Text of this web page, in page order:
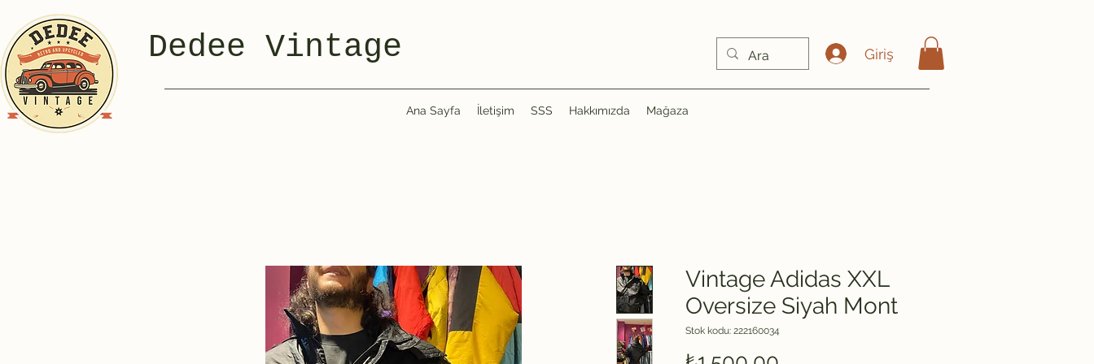
Dedee Vintage Giriş
Ana Sayfa İletişim SSS Hakkımızda Mağaza
Vintage Adidas XXL
Oversize Siyah Mont
Stok kodu: 222160034